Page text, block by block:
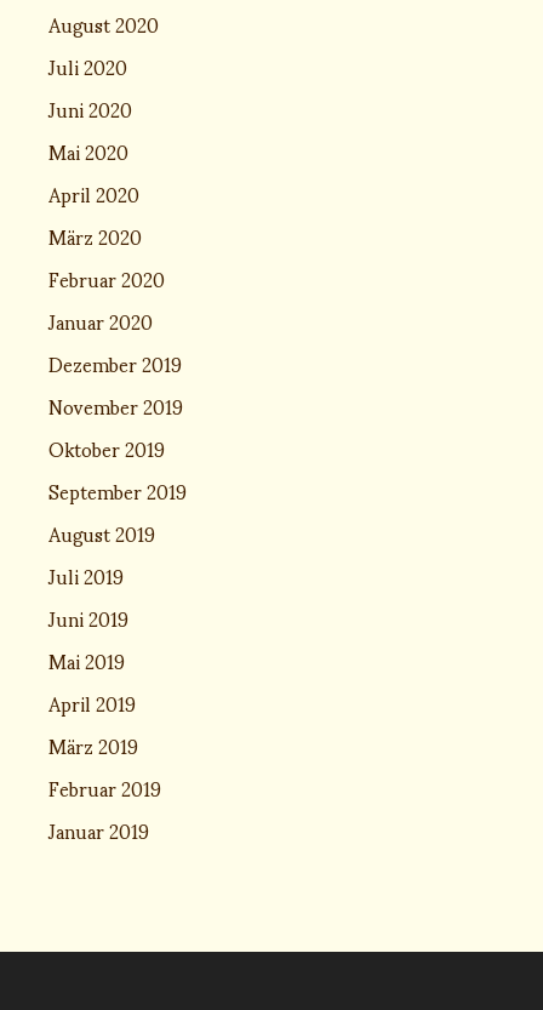
August 2020
Juli 2020
Juni 2020
Mai 2020
April 2020
März 2020
Februar 2020
Januar 2020
Dezember 2019
November 2019
Oktober 2019
September 2019
August 2019
Juli 2019
Juni 2019
Mai 2019
April 2019
März 2019
Februar 2019
Januar 2019